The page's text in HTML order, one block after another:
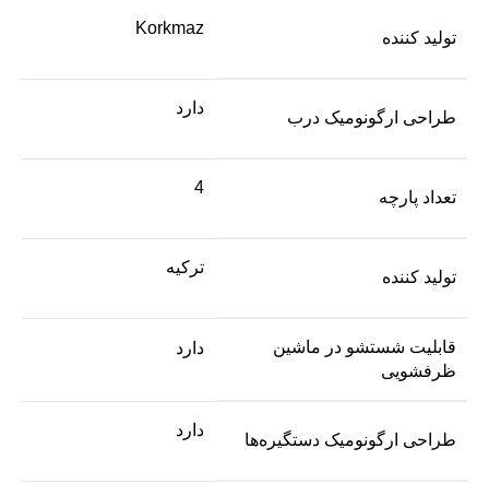
تولید کننده
Korkmaz
طراحی ارگونومیک درب
دارد
تعداد پارچه
4
تولید کننده
ترکیه
قابلیت شستشو در ماشین
ظرفشویی
دارد
طراحی ارگونومیک دستگیره‌ها
دارد